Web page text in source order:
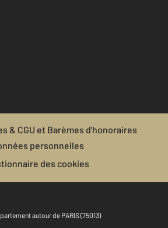
& CGU et Barèmes d'honoraires
personnelles
des cookies
autour de PARIS (75013)